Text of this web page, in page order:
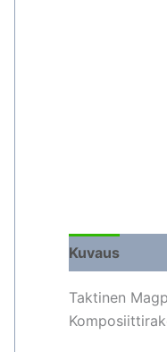
Kuvaus
Taktinen